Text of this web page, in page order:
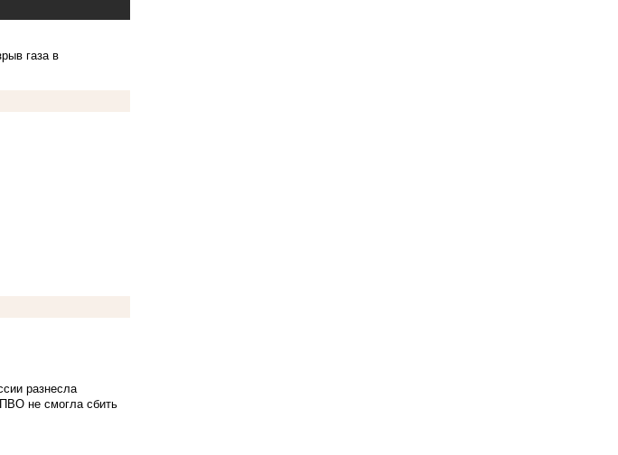
газа в
разнесла
не смогла сбить